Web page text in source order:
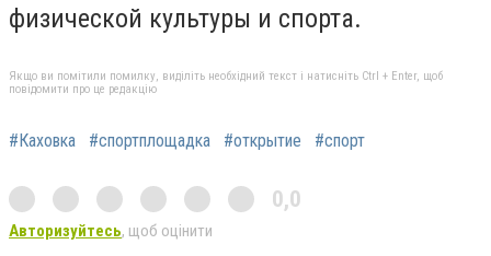
физической культуры и спорта.
Якщо ви помітили помилку, виділіть необхідний текст і натисніть Ctrl + Enter, щоб
повідомити про це редакцію
#Каховка #спортплощадка #открытие #спорт
0,0
Авторизуйтесь, щоб оцінити